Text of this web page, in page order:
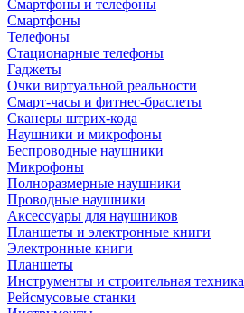
Смартфоны и телефоны
Смартфоны
Телефоны
Стационарные телефоны
Гаджеты
Очки виртуальной реальности
Смарт-часы и фитнес-браслеты
Сканеры штрих-кода
Наушники и микрофоны
Беспроводные наушники
Микрофоны
Полноразмерные наушники
Проводные наушники
Аксессуары для наушников
Планшеты и электронные книги
Электронные книги
Планшеты
Инструменты и строительная техника
Рейсмусовые станки